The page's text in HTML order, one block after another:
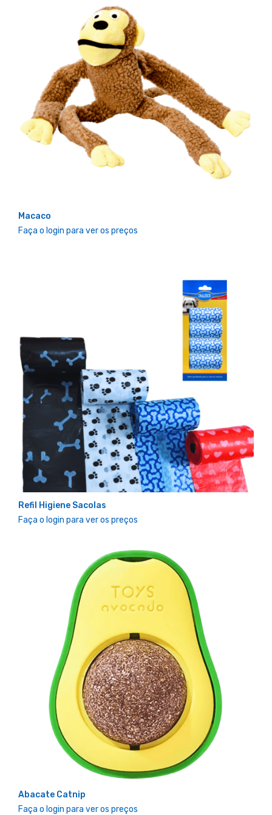
Macaco
Faça o login para ver os preços
Refil Higiene Sacolas
Faça o login para ver os preços
Abacate Catnip
Faça o login para ver os preços